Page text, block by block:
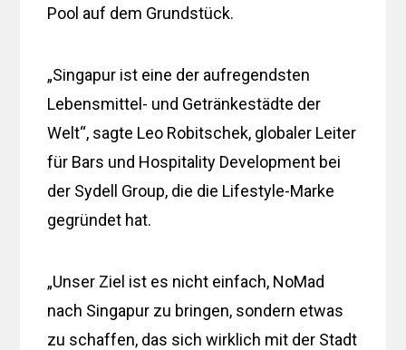
Pool auf dem Grundstück.
„Singapur ist eine der aufregendsten
Lebensmittel- und Getränkestädte der
Welt“, sagte Leo Robitschek, globaler Leiter
für Bars und Hospitality Development bei
der Sydell Group, die die Lifestyle-Marke
gegründet hat.
„Unser Ziel ist es nicht einfach, NoMad
nach Singapur zu bringen, sondern etwas
zu schaffen, das sich wirklich mit der Stadt